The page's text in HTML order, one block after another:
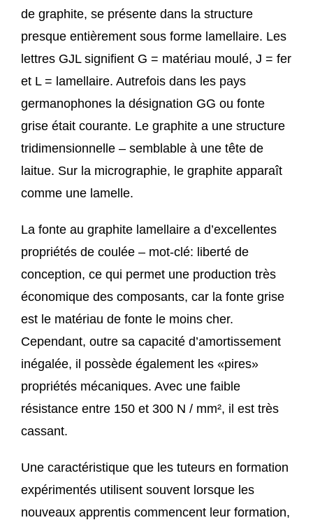
de graphite, se présente dans la structure
presque entièrement sous forme lamellaire. Les
lettres GJL signifient G = matériau moulé, J = fer
et L = lamellaire. Autrefois dans les pays
germanophones la désignation GG ou fonte
grise était courante. Le graphite a une structure
tridimensionnelle – semblable à une tête de
laitue. Sur la micrographie, le graphite apparaît
comme une lamelle.
La fonte au graphite lamellaire a d’excellentes
propriétés de coulée – mot-clé: liberté de
conception, ce qui permet une production très
économique des composants, car la fonte grise
est le matériau de fonte le moins cher.
Cependant, outre sa capacité d’amortissement
inégalée, il possède également les «pires»
propriétés mécaniques. Avec une faible
résistance entre 150 et 300 N / mm², il est très
cassant.
Une caractéristique que les tuteurs en formation
expérimentés utilisent souvent lorsque les
nouveaux apprentis commencent leur formation,